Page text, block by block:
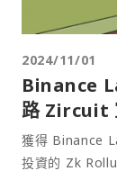
2024/11/01
Binance
路 Zircuit
代幣
獲得 Binance
投資的 Zk